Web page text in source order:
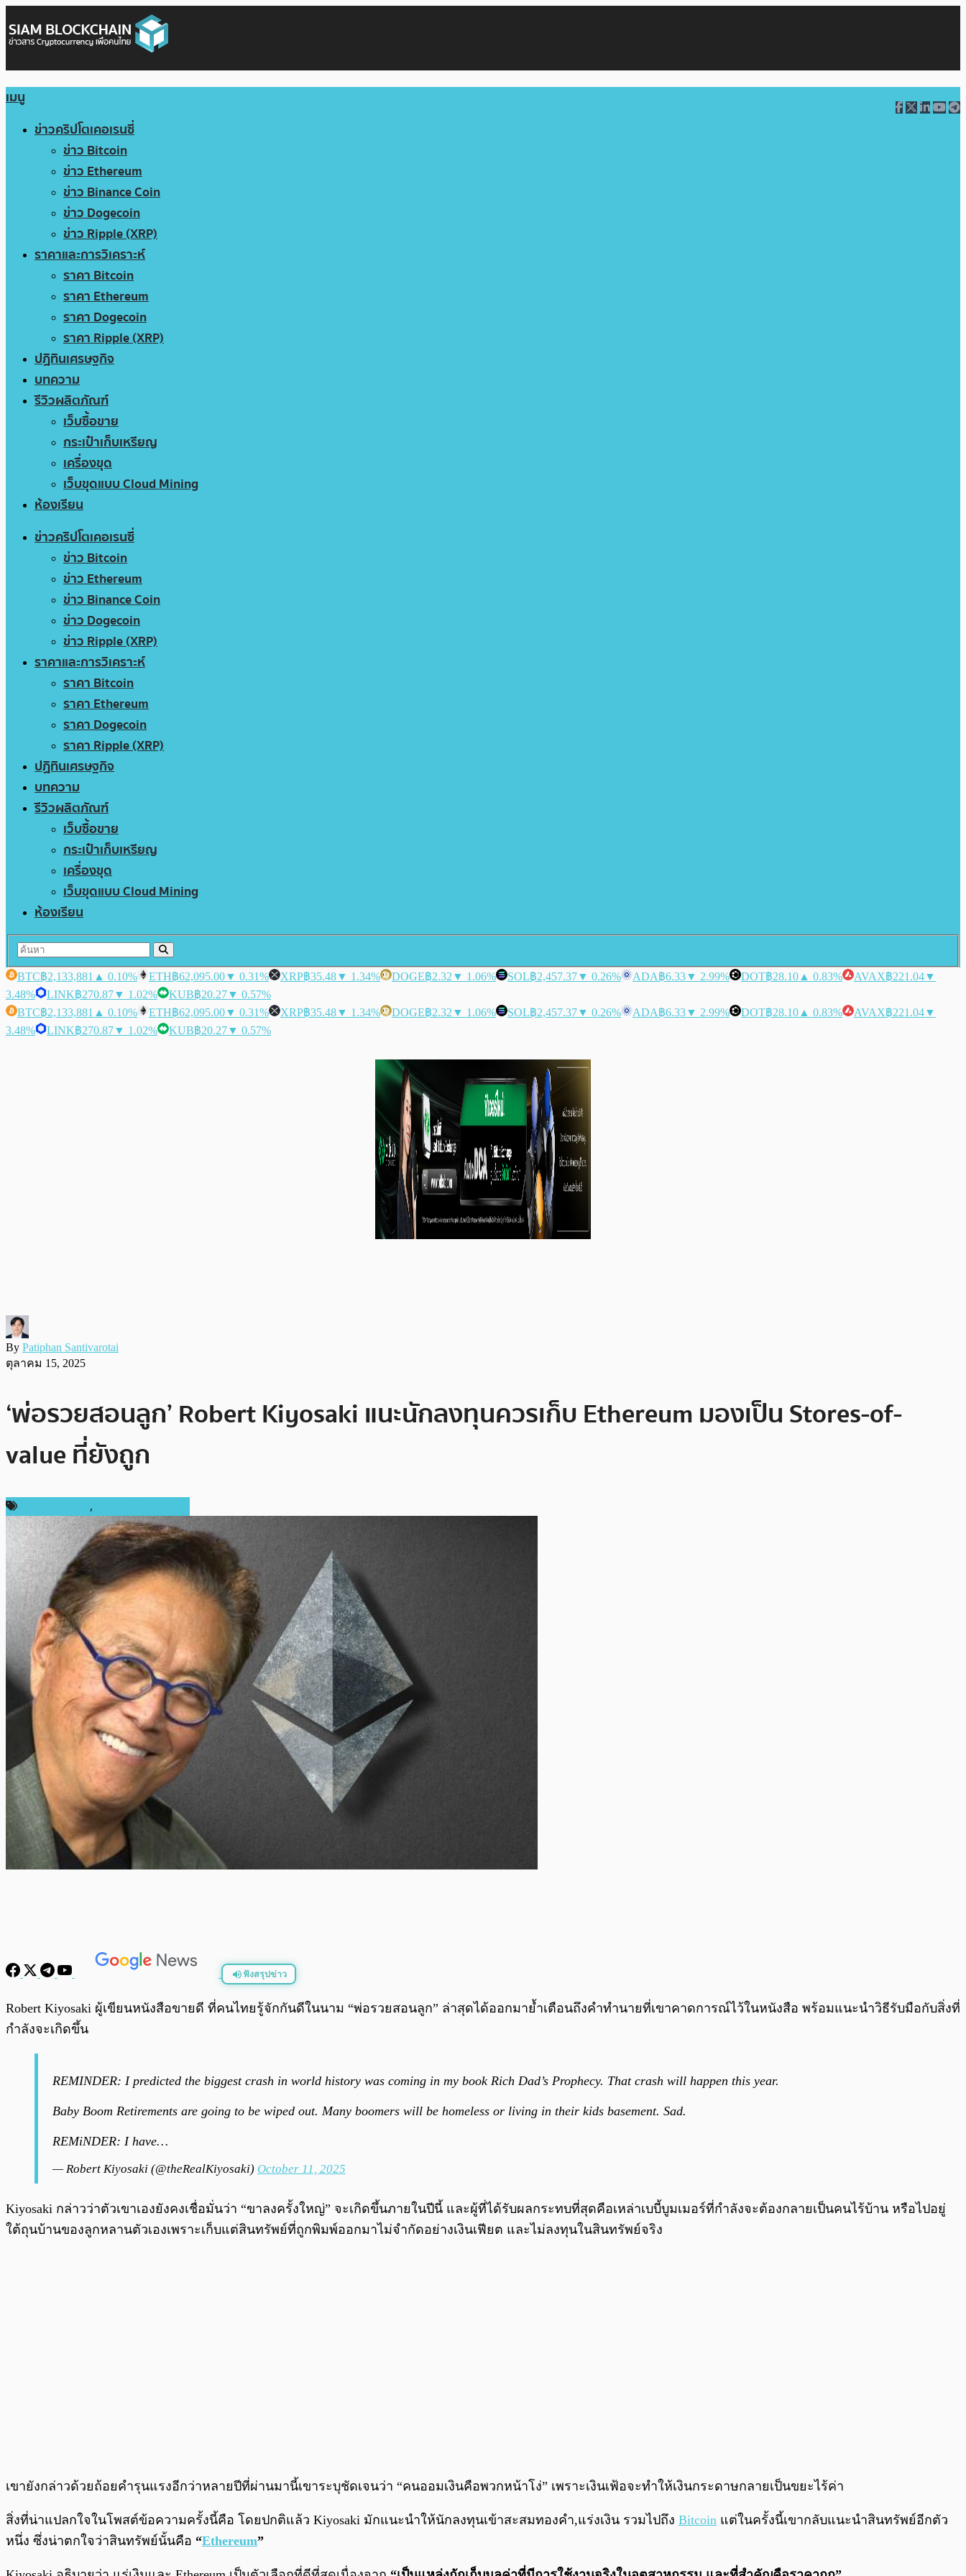
เมนู
ข่าวคริปโตเคอเรนซี่
ข่าว Bitcoin
ข่าว Ethereum
ข่าว Binance Coin
ข่าว Dogecoin
ข่าว Ripple (XRP)
ราคาและการวิเคราะห์
ราคา Bitcoin
ราคา Ethereum
ราคา Dogecoin
ราคา Ripple (XRP)
ปฏิทินเศรษฐกิจ
บทความ
รีวิวผลิตภัณฑ์
เว็บซื้อขาย
กระเป๋าเก็บเหรียญ
เครื่องขุด
เว็บขุดแบบ Cloud Mining
ห้องเรียน
ข่าวคริปโตเคอเรนซี่
ข่าว Bitcoin
ข่าว Ethereum
ข่าว Binance Coin
ข่าว Dogecoin
ข่าว Ripple (XRP)
ราคาและการวิเคราะห์
ราคา Bitcoin
ราคา Ethereum
ราคา Dogecoin
ราคา Ripple (XRP)
ปฏิทินเศรษฐกิจ
บทความ
รีวิวผลิตภัณฑ์
เว็บซื้อขาย
กระเป๋าเก็บเหรียญ
เครื่องขุด
เว็บขุดแบบ Cloud Mining
ห้องเรียน
BTC฿2,133,881 ▲ 0.10% ETH฿62,095.00▼ 0.31% XRP฿35.48▼ 1.34% DOGE฿2.32 ▼ 1.06% SOL฿2,457.37▼ 0.26% ADA฿6.33▼ 2.99% DOT฿28.10 ▲ 0.83% AVAX฿221.04▼
3.48%
LINK฿270.87▼ 1.02% KUB฿20.27▼ 0.57%
BTC฿2,133,881 ▲ 0.10% ETH฿62,095.00▼ 0.31% XRP฿35.48▼ 1.34% DOGE฿2.32 ▼ 1.06% SOL฿2,457.37▼ 0.26% ADA฿6.33▼ 2.99% DOT฿28.10 ▲ 0.83% AVAX฿221.04▼
3.48%
LINK฿270.87▼ 1.02% KUB฿20.27▼ 0.57%
By Patiphan Santivarotai
ตุลาคม 15, 2025
‘พ่อรวยสอนลูก’ Robert Kiyosaki แนะนักลงทุนควรเก็บ Ethereum มองเป็น Stores-of-
value ที่ยังถูก
,
ฟังสรุปข่าว
พร้อมเล่น 0:00/0:00
Robert Kiyosaki ผู้เขียนหนังสือขายดี ที่คนไทยรู้จักกันดีในนาม “พ่อรวยสอนลูก” ล่าสุดได้ออกมาย้ำเตือนถึงคำทำนายที่เขาคาดการณ์ไว้ในหนังสือ พร้อมแนะนำวิธีรับมือกับสิ่งที่
กำลังจะเกิดขึ้น
REMINDER: I predicted the biggest crash in world history was coming in my book Rich Dad’s Prophecy. That crash will happen this year.
Baby Boom Retirements are going to be wiped out. Many boomers will be homeless or living in their kids basement. Sad.
REMiNDER: I have…
— Robert Kiyosaki (@theRealKiyosaki) October 11, 2025
Kiyosaki กล่าวว่าตัวเขาเองยังคงเชื่อมั่นว่า “ขาลงครั้งใหญ่” จะเกิดขึ้นภายในปีนี้ และผู้ที่ได้รับผลกระทบที่สุดคือเหล่าเบบี้บูมเมอร์ที่กำลังจะต้องกลายเป็นคนไร้บ้าน หรือไปอยู่
ใต้ถุนบ้านของลูกหลานตัวเองเพราะเก็บแต่สินทรัพย์ที่ถูกพิมพ์ออกมาไม่จำกัดอย่างเงินเฟียต และไม่ลงทุนในสินทรัพย์จริง
เขายังกล่าวด้วยถ้อยคำรุนแรงอีกว่าหลายปีที่ผ่านมานี้เขาระบุชัดเจนว่า “คนออมเงินคือพวกหน้าโง่” เพราะเงินเฟ้อจะทำให้เงินกระดาษกลายเป็นขยะไร้ค่า
สิ่งที่น่าแปลกใจในโพสต์ข้อความครั้งนี้คือ โดยปกติแล้ว Kiyosaki มักแนะนำให้นักลงทุนเข้าสะสมทองคำ,แร่งเงิน รวมไปถึง Bitcoin แต่ในครั้งนี้เขากลับแนะนำสินทรัพย์อีกตัว
หนึ่ง ซึ่งน่าตกใจว่าสินทรัพย์นั้นคือ “Ethereum”